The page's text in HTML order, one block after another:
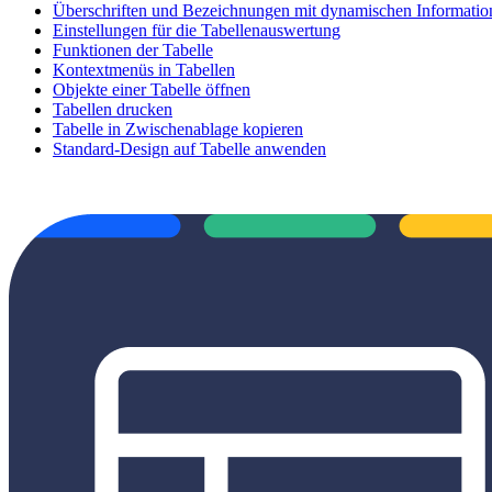
Überschriften und Bezeichnungen mit dynamischen
Einstellungen für die Tabellenauswertung
Funktionen der Tabelle
Kontextmenüs in Tabellen
Objekte einer Tabelle öffnen
Tabellen drucken
Tabelle in Zwischenablage kopieren
Standard-Design auf Tabelle anwenden